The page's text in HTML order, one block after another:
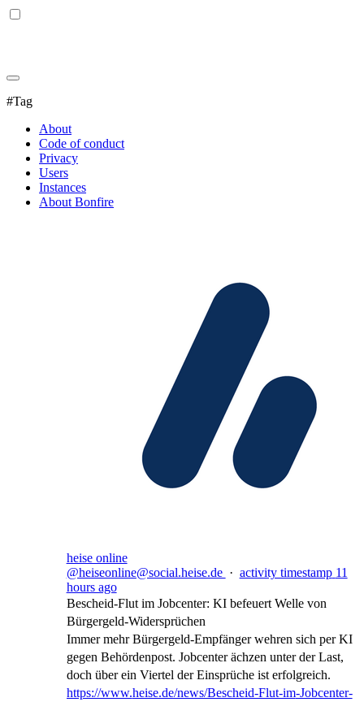
#Tag
About
Code of conduct
Privacy
Users
Instances
About Bonfire
heise online
@heiseonline@social.heise.de · activity timestamp 11
hours ago
Bescheid-Flut im Jobcenter: KI befeuert Welle von
Bürgergeld-Widersprüchen
Immer mehr Bürgergeld-Empfänger wehren sich per KI
gegen Behördenpost. Jobcenter ächzen unter der Last,
doch über ein Viertel der Einsprüche ist erfolgreich.
https://www.heise.de/news/Bescheid-Flut-im-Jobcenter-